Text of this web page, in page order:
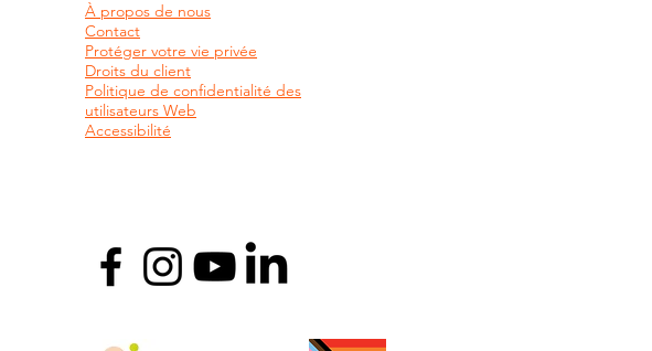
À propos de nous
Contact
Protéger votre vie privée
Droits du client
Politique de confidentialité des
utilisateurs Web
Accessibilité